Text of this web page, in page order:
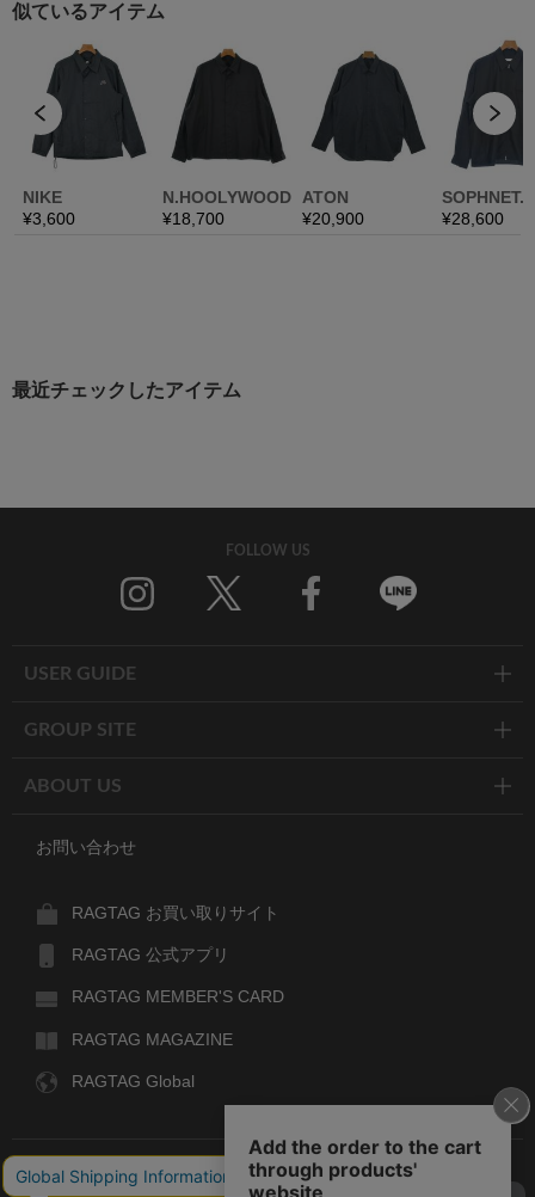
最近チェックしたアイテム
FOLLOW US
USER GUIDE
GROUP SITE
ABOUT US
お問い合わせ
RAGTAG お買い取りサイト
RAGTAG 公式アプリ
RAGTAG MEMBER'S CARD
RAGTAG MAGAZINE
RAGTAG Global